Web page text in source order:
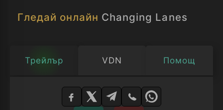
Гледай онлайн Changing Lanes
Трейлър VDN Помощ
Изберете